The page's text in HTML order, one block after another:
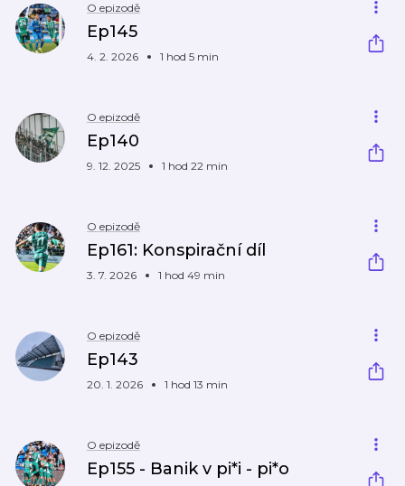
O epizodě
Ep145
4. 2. 2026 1 hod 5 min
O epizodě
Ep140
9. 12. 2025 1 hod 22 min
O epizodě
Ep161: Konspirační díl
3. 7. 2026 1 hod 49 min
O epizodě
Ep143
20. 1. 2026 1 hod 13 min
O epizodě
Ep155 - Banik v pi*i - pi*o